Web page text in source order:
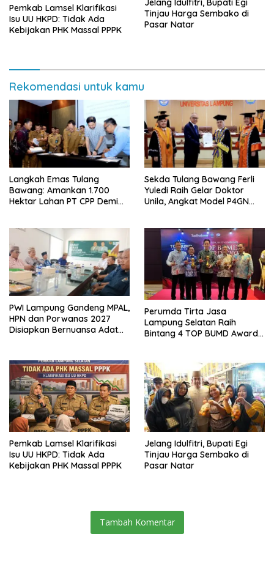
Pemkab Lamsel Klarifikasi
Isu UU HKPD: Tidak Ada
Kebijakan PHK Massal PPPK
Jelang Idulfitri, Bupati Egi
Tinjau Harga Sembako di
Pasar Natar
Rekomendasi untuk kamu
Langkah Emas Tulang
Bawang: Amankan 1.700
Hektar Lahan PT CPP Demi
Sekda Tulang Bawang Ferli
Yuledi Raih Gelar Doktor
Unila, Angkat Model P4GN
PWI Lampung Gandeng MPAL,
HPN dan Porwanas 2027
Disiapkan Bernuansa Adat
Perumda Tirta Jasa
Lampung Selatan Raih
Bintang 4 TOP BUMD Awards
Pemkab Lamsel Klarifikasi
Isu UU HKPD: Tidak Ada
Kebijakan PHK Massal PPPK
Jelang Idulfitri, Bupati Egi
Tinjau Harga Sembako di
Pasar Natar
Tambah Komentar